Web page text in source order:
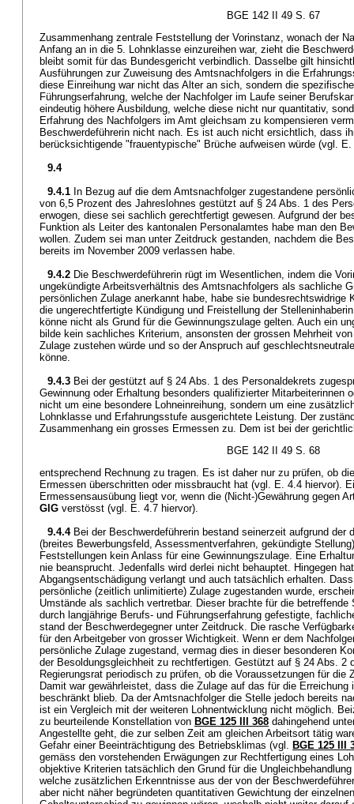
BGE 142 II 49 S. 67
Zusammenhang zentrale Feststellung der Vorinstanz, wonach der
Anfang an in die 5. Lohnklasse einzureihen war, zieht die
bleibt somit für das Bundesgericht verbindlich. Dasselbe gilt
Ausführungen zur Zuweisung des Amtsnachfolgers in die
diese Einreihung war nicht das Alter an sich, sondern die
Führungserfahrung, welche der Nachfolger im Laufe seiner
eindeutig höhere Ausbildung, welche diese nicht nur quantitativ,
Erfahrung des Nachfolgers im Amt gleichsam zu kompensieren
Beschwerdeführerin nicht nach. Es ist auch nicht ersichtlich, dass
berücksichtigende "frauentypische" Brüche aufweisen würde (vgl.
9.4
9.4.1 In Bezug auf die dem Amtsnachfolger zugestandene
von 6,5 Prozent des Jahreslohnes gestützt auf § 24 Abs. 1 des
erwogen, diese sei sachlich gerechtfertigt gewesen. Aufgrund der
Funktion als Leiter des kantonalen Personalamtes habe man den
wollen. Zudem sei man unter Zeitdruck gestanden, nachdem die
bereits im November 2009 verlassen habe.
9.4.2 Die Beschwerdeführerin rügt im Wesentlichen, indem die
ungekündigte Arbeitsverhältnis des Amtsnachfolgers als sachliche
persönlichen Zulage anerkannt habe, habe sie bundesrechtswidrige
die ungerechtfertigte Kündigung und Freistellung der
könne nicht als Grund für die Gewinnungszulage gelten. Auch ein
bilde kein sachliches Kriterium, ansonsten der grossen Mehrheit
Zulage zustehen würde und so der Anspruch auf
könne.
9.4.3 Bei der gestützt auf § 24 Abs. 1 des Personaldekrets
Gewinnung oder Erhaltung besonders qualifizierter Mitarbeiterinnen
nicht um eine besondere Lohneinreihung, sondern um eine
Lohnklasse und Erfahrungsstufe ausgerichtete Leistung. Der
Zusammenhang ein grosses Ermessen zu. Dem ist bei der
BGE 142 II 49 S. 68
entsprechend Rechnung zu tragen. Es ist daher nur zu prüfen, ob
Ermessen überschritten oder missbraucht hat (vgl. E. 4.4 hiervor).
Ermessensausübung liegt vor, wenn die (Nicht-)Gewährung gegen
GlG verstösst (vgl. E. 4.7 hiervor).
9.4.4 Bei der Beschwerdeführerin bestand seinerzeit aufgrund der
(breites Bewerbungsfeld, Assessmentverfahren, gekündigte
Feststellungen kein Anlass für eine Gewinnungszulage. Eine
nie beansprucht. Jedenfalls wird derlei nicht behauptet. Hingegen
Abgangsentschädigung verlangt und auch tatsächlich erhalten.
persönliche (zeitlich unlimitierte) Zulage zugestanden wurde,
Umstände als sachlich vertretbar. Dieser brachte für die betreffende
durch langjährige Berufs- und Führungserfahrung gefestigte,
stand der Beschwerdegegner unter Zeitdruck. Die rasche
für den Arbeitgeber von grosser Wichtigkeit. Wenn er dem
persönliche Zulage zugestand, vermag dies in dieser besonderen
der Besoldungsgleichheit zu rechtfertigen. Gestützt auf § 24 Abs. 2
Regierungsrat periodisch zu prüfen, ob die Voraussetzungen für die
Damit war gewährleistet, dass die Zulage auf das für die Erreichung
beschränkt blieb. Da der Amtsnachfolger die Stelle jedoch bereits
ist ein Vergleich mit der weiteren Lohnentwicklung nicht möglich.
zu beurteilende Konstellation von BGE 125 III 368 dahingehend
Angestellte geht, die zur selben Zeit am gleichen Arbeitsort tätig
Gefahr einer Beeinträchtigung des Betriebsklimas (vgl. BGE 125 III
gemäss den vorstehenden Erwägungen zur Rechtfertigung eines
objektive Kriterien tatsächlich den Grund für die
welche zusätzlichen Erkenntnisse aus der von der
aber nicht näher begründeten quantitativen Gewichtung der